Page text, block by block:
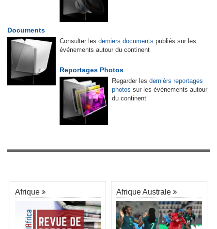
Documents
Consulter les derniers documents publiés sur les
événements autour du continent
Reportages Photos
Regarder les dernièrs reportages
photos sur les événements autour
du continent
Afrique Afrique Australe